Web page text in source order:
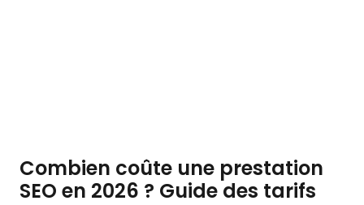
Combien coûte une prestation
SEO en 2026 ? Guide des tarifs